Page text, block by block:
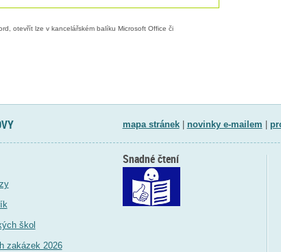
otevřít lze v kancelářském balíku Microsoft Office či
mapa stránek| novinky e-mailem
škol
zakázek 2026
Snadné čtení